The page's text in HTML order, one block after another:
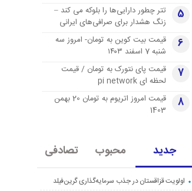
5
تتر چطور دارایی‌ها را بلوکه می کند –
زنگ هشدار برای صرافی‌های ایرانی
6
قیمت بیت کوین به تومان- امروز سه
شنبه 7 اسفند ۱۴۰۳
7
قیمت پای نتورک به تومان / قیمت
لحظه ای pi network
8
قیمت امروز اتریوم به تومان 20 بهمن
1403
جدید محبوب تصادفی
اولویت قزاقستان در جذب سرمایه‌گذاری گرین‌فیلد